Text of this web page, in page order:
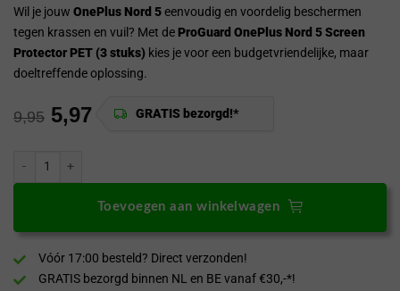
Wil je jouw OnePlus Nord 5eenvoudig en voordelig beschermen
tegen krassen en vuil? Met de ProGuard OnePlus Nord 5 Screen
Protector PET (3 stuks) kies je voor een budgetvriendelijke, maar
doeltreffende oplossing.
GRATIS bezorgd!*
9,95 5,97
Toevoegen aan winkelwagen
Vóór 17:00 besteld? Direct verzonden!
GRATIS bezorgd binnen NL en BE vanaf €30,-*!